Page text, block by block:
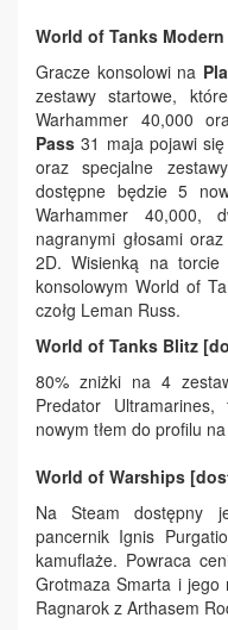
World of Tanks
Gracze konsolowi na
zestawy startowe,
Warhammer 40,000
Pass 31 maja pojawi
oraz specjalne
dostępne będzie 5
Warhammer 40,000,
nagranymi głosami
2D. Wisienką na torcie
konsolowym World of
czołg Leman Russ.
World of Tanks Blitz
80% zniżki na 4
Predator
nowym tłem do profilu
World of Warships
Na Steam dostępny
pancernik Ignis
kamuflaże. Powraca
Grotmaza Smarta i jego
Ragnarok z Arthasem